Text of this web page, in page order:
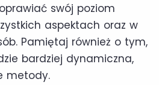
swój poziom
aspektach oraz w
Pamiętaj również o tym,
bardziej dynamiczna,
metody.